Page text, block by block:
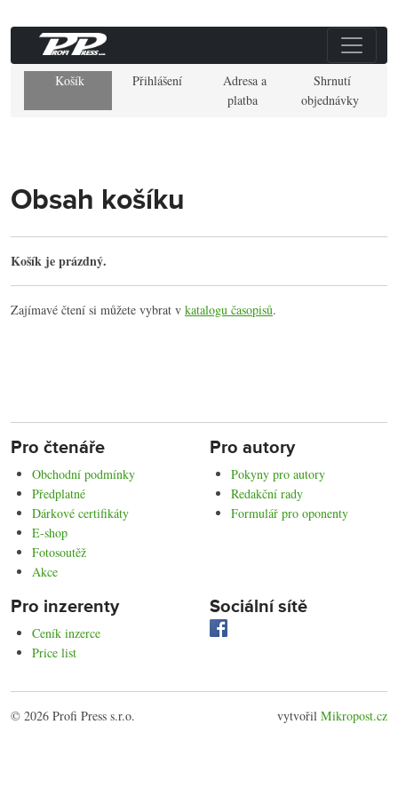
Košík Přihlášení
Adresa a
platba
Shrnutí
objednávky
Obsah košíku
Košík je prázdný.
Zajímavé čtení si můžete vybrat v katalogu časopisů.
Pro čtenáře
Obchodní podmínky
Předplatné
Dárkové certifikáty
E-shop
Fotosoutěž
Akce
Pro autory
Pokyny pro autory
Redakční rady
Formulář pro oponenty
Pro inzerenty
Ceník inzerce
Price list
Sociální sítě
© 2026 Profi Press s.r.o. vytvořil Mikropost.cz